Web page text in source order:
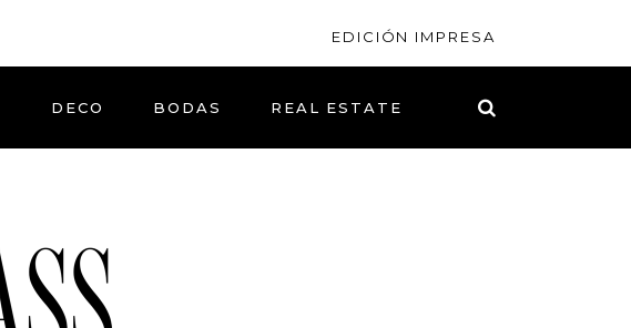
EDICIÓN IMPRESA
DECO BODAS REAL ESTATE